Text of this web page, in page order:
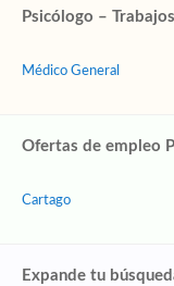
Psicólogo –
Médico General
Ofertas de empleo
Cartago
Expande tu